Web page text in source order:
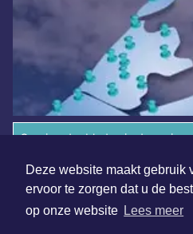
Deze website maakt gebruik
ervoor te zorgen dat u de
op onze website Lees meer
Overige dagbladen in de regio
Algemene voorwaarden
Disclaimer